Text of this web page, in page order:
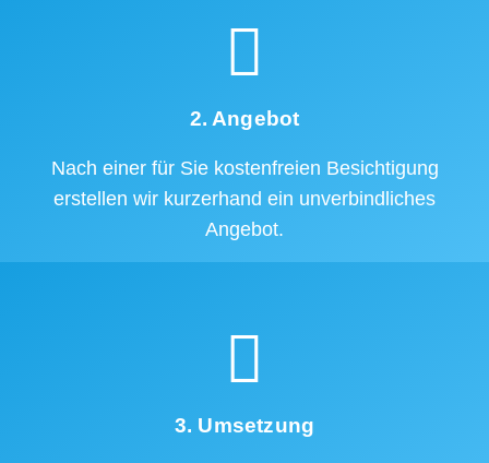
2. Angebot
Nach einer für Sie kostenfreien Besichtigung
erstellen wir kurzerhand ein unverbindliches
Angebot.
3. Umsetzung